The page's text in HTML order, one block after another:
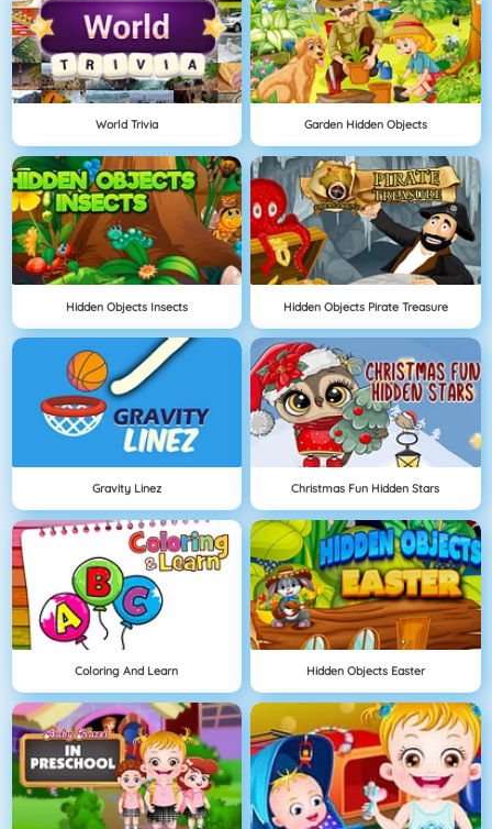
World Trivia Garden Hidden Objects
Hidden Objects Insects Hidden Objects Pirate Treasure
Gravity Linez Christmas Fun Hidden Stars
Coloring And Learn Hidden Objects Easter